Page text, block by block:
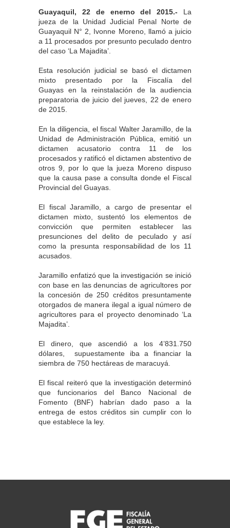
Guayaquil, 22 de enerno del 2015.- La
jueza de la Unidad Judicial Penal Norte de
Guayaquil N° 2, Ivonne Moreno, llamó a juicio
a 11 procesados por presunto peculado dentro
del caso ‘La Majadita’.
Esta resolución judicial se basó el dictamen
mixto presentado por la Fiscalía del
Guayas en la reinstalación de la audiencia
preparatoria de juicio del jueves, 22 de enero
de 2015.
En la diligencia, el fiscal Walter Jaramillo, de la
Unidad de Administración Pública, emitió un
dictamen acusatorio contra 11 de los
procesados y ratificó el dictamen abstentivo de
otros 9, por lo que la jueza Moreno dispuso
que la causa pase a consulta donde el Fiscal
Provincial del Guayas.
El fiscal Jaramillo, a cargo de presentar el
dictamen mixto, sustentó los elementos de
convicción que permiten establecer las
presunciones del delito de peculado y así
como la presunta responsabilidad de los 11
acusados.
Jaramillo enfatizó que la investigación se inició
con base en las denuncias de agricultores por
la concesión de 250 créditos presuntamente
otorgados de manera ilegal a igual número de
agricultores para el proyecto denominado ‘La
Majadita’.
El dinero, que ascendió a los 4’831.750
dólares, supuestamente iba a financiar la
siembra de 750 hectáreas de maracuyá.
El fiscal reiteró que la investigación determinó
que funcionarios del Banco Nacional de
Fomento (BNF) habrían dado paso a la
entrega de estos créditos sin cumplir con lo
que establece la ley.